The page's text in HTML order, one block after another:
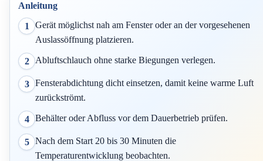
Anleitung
1
Gerät möglichst nah am Fenster oder an der vorgesehenen
Auslassöffnung platzieren.
2 Abluftschlauch ohne starke Biegungen verlegen.
3
Fensterabdichtung dicht einsetzen, damit keine warme Luft
zurückströmt.
4 Behälter oder Abfluss vor dem Dauerbetrieb prüfen.
5
Nach dem Start 20 bis 30 Minuten die
Temperaturentwicklung beobachten.